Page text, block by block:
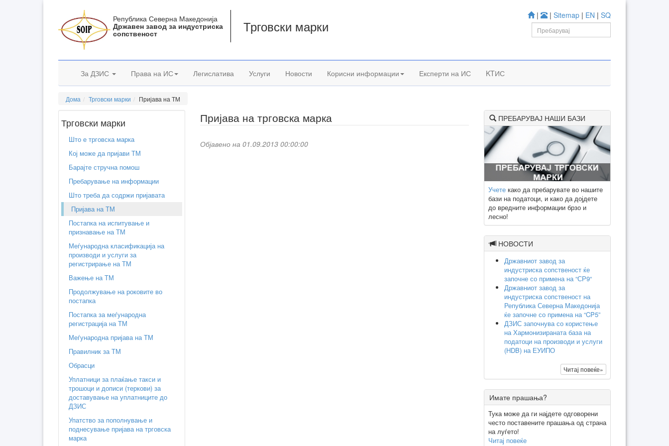
| | Sitemap | EN | SQ
Република Северна Македонија
Државен завод за индустриска
сопственост Трговски марки
За ДЗИС Права на ИС Легислатива Услуги Новости Корисни информации Експерти на ИС KTИС
Дома Трговски марки Пријава на ТМ
Трговски марки
Што е трговска марка
Кој може да пријави ТМ
Барајте стручна помош
Пребарување на информации
Што треба да содржи пријавата
Пријава на ТМ
Постапка на испитување и
признавање на ТМ
Меѓународна класификација на
производи и услуги за
регистрирање на ТМ
Важење на ТМ
Продолжување на роковите во
постапка
Постапка за меѓународна
регистрација на ТМ
Меѓународна пријава на ТМ
Правилник за ТМ
Обрасци
Уплатници за плаќање такси и
трошоци и дописи (теркови) за
доставување на уплатниците до
ДЗИС
Упатство за пополнување и
поднесување пријава на трговска
марка
Пријава на трговска марка
Објавено на 01.09.2013 00:00:00
ПРЕБАРУВАЈ НАШИ БАЗИ
Учете како да пребарувате во нашите
бази на податоци, и како да дојдете
до вредните информации брзо и
лесно!
НОВОСТИ
Државниот завод за
индустриска сопственост ќе
започне со примена на “СР9“
Државниот завод за
индустриска сопственост на
Република Северна Македонија
ќе започне со примена на “CP5”
ДЗИС започнува со користење
на Хармонизираната база на
податоци на производи и услуги
(HDB) на ЕУИПО
Читај повеќе»
Имате прашања?
Тука може да ги најдете одговорени
често поставените прашања од страна
на луѓето!
Читај повеќе